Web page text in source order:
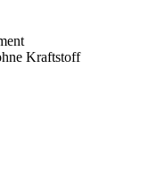
Kraftstoff